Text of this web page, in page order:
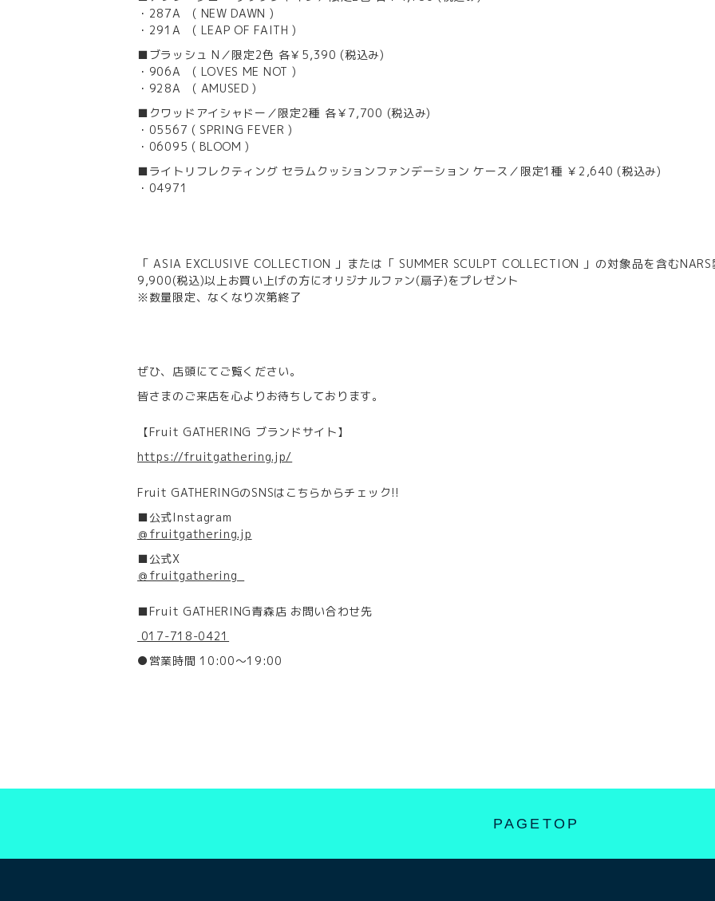
・287A ( NEW DAWN )
・291A ( LEAP OF FAITH )
■ブラッシュ N／限定2色 各￥5,390 (税込み)
・906A ( LOVES ME NOT )
・928A ( AMUSED )
■クワッドアイシャドー／限定2種 各￥7,700 (税込み)
・05567 ( SPRING FEVER )
・06095 ( BLOOM )
■ライトリフレクティング セラムクッションファンデーション ケース／限定1種 ￥2,640 (税込み)
・04971
「 ASIA EXCLUSIVE COLLECTION 」または「 SUMMER SCULPT COLLECTION 」の対象品を含むNARS
9,900(税込)以上お買い上げの方にオリジナルファン(扇子)をプレゼント
※数量限定、なくなり次第終了
ぜひ、店頭にてご覧ください。
皆さまのご来店を心よりお待ちしております。
【Fruit GATHERING ブランドサイト】
https://fruitgathering.jp/
Fruit GATHERINGのSNSはこちらからチェック!!
■公式Instagram
＠fruitgathering.jp
■公式X
＠fruitgathering_
■Fruit GATHERING青森店 お問い合わせ先
017-718-0421
●営業時間 10:00～19:00
PAGETOP